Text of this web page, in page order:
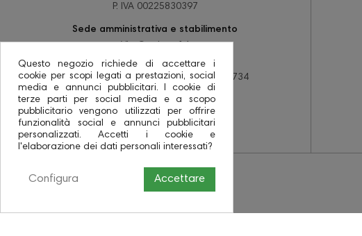
P. IVA 00225830397
Sede amministrativa e stabilimento
Via Corriera 14
48033 Barbiano di Cotignola (RA)
tel +39 0545 78137 - fax +39 0545 78734
PEC coraspa@pec.it
Questo negozio richiede di accettare i
cookie per scopi legati a prestazioni, social
media e annunci pubblicitari. I cookie di
terze parti per social media e a scopo
pubblicitario vengono utilizzati per offrire
funzionalità social e annunci pubblicitari
personalizzati. Accetti i cookie e
l'elaborazione dei dati personali interessati?
Accettare
Configura